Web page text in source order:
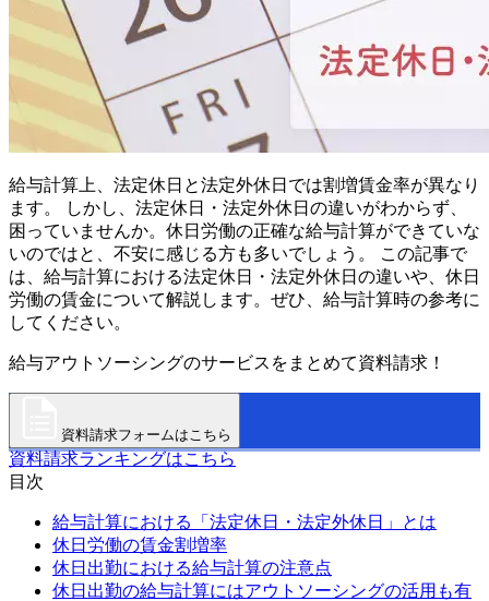
給与計算上、法定休日と法定外休日では割増賃金率が異なり
ます。 しかし、法定休日・法定外休日の違いがわからず、
困っていませんか。休日労働の正確な給与計算ができていな
いのではと、不安に感じる方も多いでしょう。 この記事で
は、給与計算における法定休日・法定外休日の違いや、休日
労働の賃金について解説します。ぜひ、給与計算時の参考に
してください。
給与アウトソーシングのサービスをまとめて資料請求！
資料請求フォームはこちら
資料請求ランキングはこちら
目次
給与計算における「法定休日・法定外休日」とは
休日労働の賃金割増率
休日出勤における給与計算の注意点
休日出勤の給与計算にはアウトソーシングの活用も有